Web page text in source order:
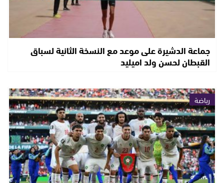
جماعة الدشيرة على موعد مع النسخة الثانية لسباق
القبطان لحسن ولد اميليد
رياضة